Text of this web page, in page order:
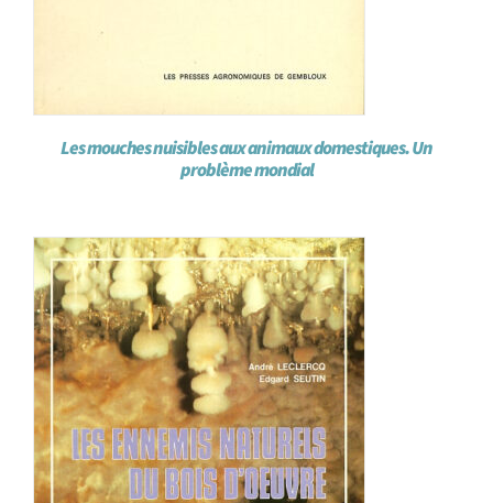
Les mouches nuisibles aux animaux domestiques. Un
problème mondial